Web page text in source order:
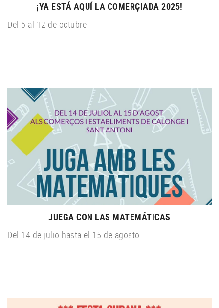
¡YA ESTÁ AQUÍ LA COMERÇIADA 2025!
Del 6 al 12 de octubre
JUEGA CON LAS MATEMÁTICAS
Del 14 de julio hasta el 15 de agosto